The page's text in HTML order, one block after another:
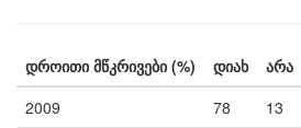
დროითი მწკრივები (%) დიახ არა
2009
78 13